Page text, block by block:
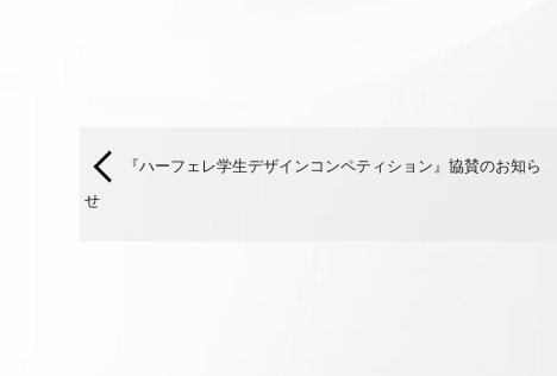
『ハーフェレ学生デザインコンペティション』協賛のお知ら
せ